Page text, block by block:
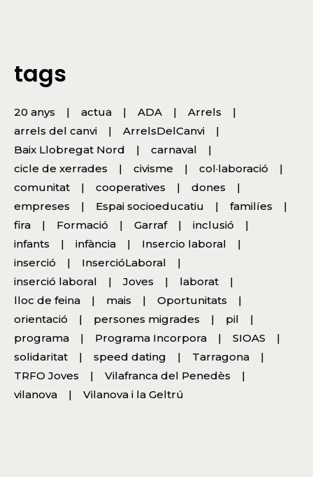
tags
20 anys actua ADA
Arrels
arrels del canvi
ArrelsDelCanvi
Baix Llobregat Nord
carnaval
cicle de xerrades
civisme
col·laboració
comunitat
cooperatives
dones
empreses
Espai socioeducatiu
familíes
fira
Formació Garraf
inclusió
infants
infància
Insercio laboral
inserció
InsercióLaboral
inserció laboral
Joves
laborat
lloc de feina
mais
Oportunitats
orientació
persones migrades
pil
programa
Programa Incorpora
SIOAS
solidaritat
speed dating
Tarragona
TRFO Joves
Vilafranca del Penedès
vilanova
Vilanova i la Geltrú